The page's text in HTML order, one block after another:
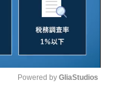
Powered by GliaStudios